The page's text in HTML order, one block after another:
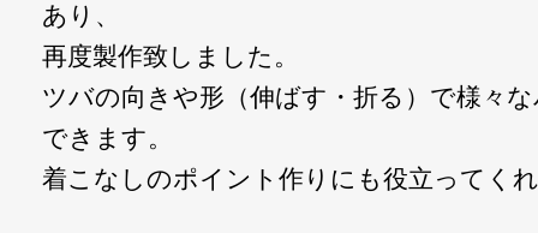
あり、
再度製作致しました。
ツバの向きや形（伸ばす・折る）で様々
できます。
着こなしのポイント作りにも役立ってく